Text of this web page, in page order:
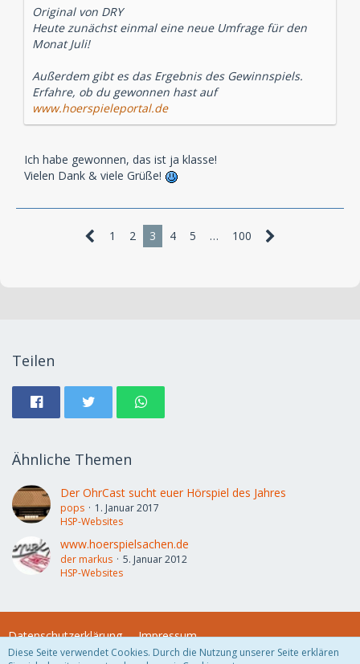
Original von DRY
Heute zunächst einmal eine neue Umfrage für den
Monat Juli!
Außerdem gibt es das Ergebnis des Gewinnspiels.
Erfahre, ob du gewonnen hast auf
www.hoerspieleportal.de
Ich habe gewonnen, das ist ja klasse!
Vielen Dank & viele Grüße!
1 2 3 4 5 … 100
Teilen
Ähnliche Themen
Der OhrCast sucht euer Hörspiel des Jahres
pops
1. Januar 2017
HSP-Websites
www.hoerspielsachen.de
der markus
5. Januar 2012
HSP-Websites
Datenschutzerklärung Impressum
Diese Seite verwendet Cookies. Durch die Nutzung unserer Seite erklären